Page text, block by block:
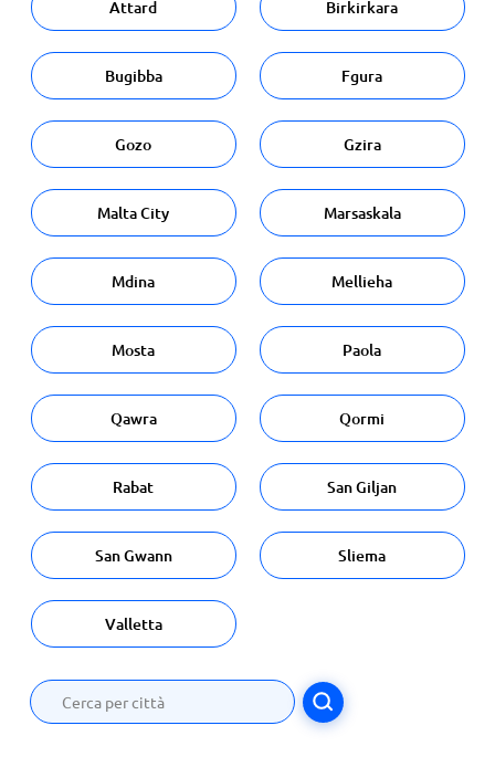
Attard Birkirkara
Bugibba Fgura
Gozo Gzira
Malta City Marsaskala
Mdina Mellieha
Mosta Paola
Qawra Qormi
Rabat San Giljan
San Gwann Sliema
Valletta